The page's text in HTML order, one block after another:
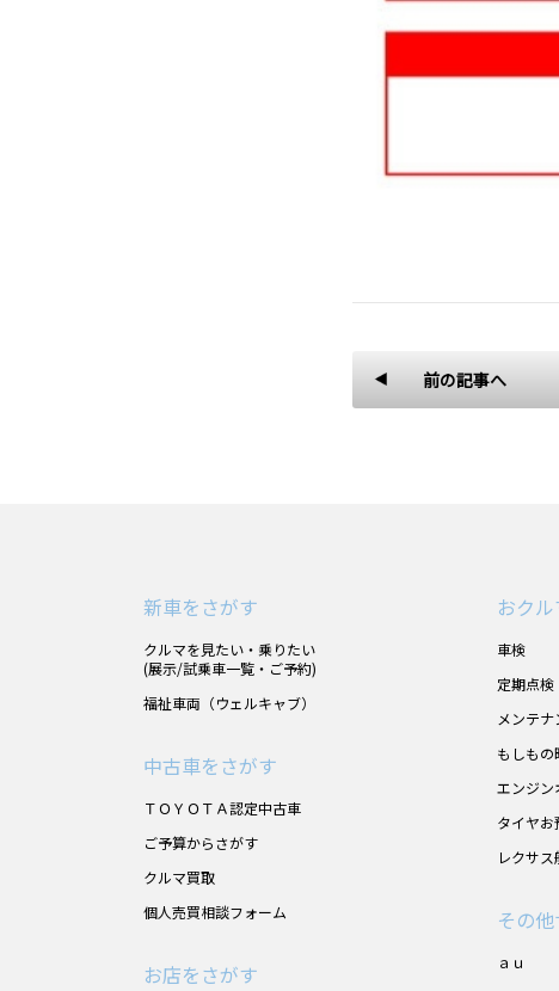
前の記事へ
新車をさがす
クルマを見たい・乗りたい
(展示/試乗車一覧・ご予約)
福祉車両（ウェルキャブ）
中古車をさがす
ＴＯＹＯＴＡ認定中古車
ご予算からさがす
クルマ買取
個人売買相談フォーム
お店をさがす
おク
車検
定期点検
メンテ
もしも
エンジン
タイヤお
レクサ
その
ａｕ